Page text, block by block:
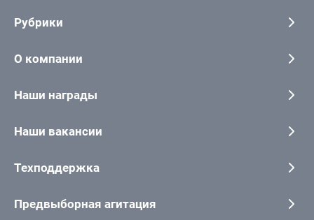
Рубрики
О компании
Наши награды
Наши вакансии
Техподдержка
Предвыборная агитация